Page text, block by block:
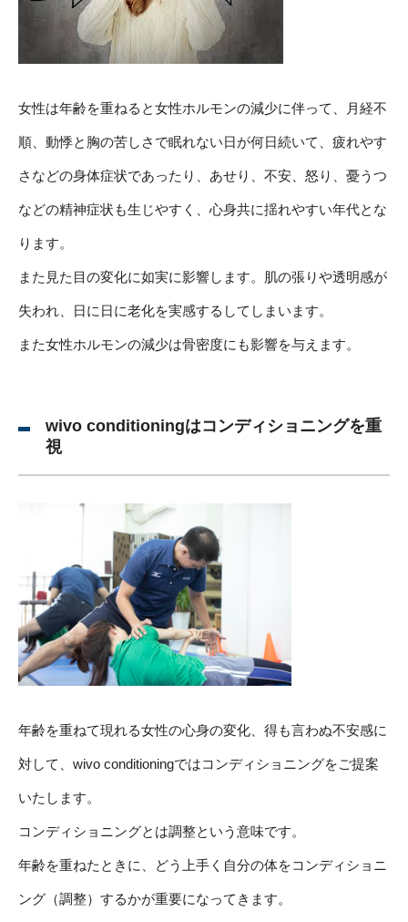
女性は年齢を重ねると女性ホルモンの減少に伴って、月経不
順、動悸と胸の苦しさで眠れない日が何日続いて、疲れやす
さなどの身体症状であったり、あせり、不安、怒り、憂うつ
などの精神症状も生じやすく、心身共に揺れやすい年代とな
ります。
また見た目の変化に如実に影響します。肌の張りや透明感が
失われ、日に日に老化を実感するしてしまいます。
また女性ホルモンの減少は骨密度にも影響を与えます。
wivo conditioningはコンディショニングを重
視
年齢を重ねて現れる女性の心身の変化、得も言わぬ不安感に
対して、wivo conditioningではコンディショニングをご提案
いたします。
コンディショニングとは調整という意味です。
年齢を重ねたときに、どう上手く自分の体をコンディショニ
ング（調整）するかが重要になってきます。